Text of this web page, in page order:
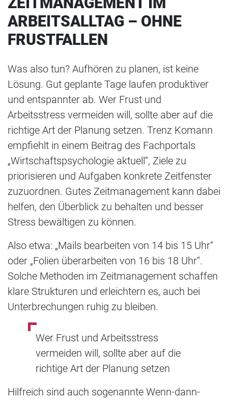
ARBEITSALLTAG – OHNE
FRUSTFALLEN
Was also tun? Aufhören zu planen, ist keine
Lösung. Gut geplante Tage laufen produktiver
und entspannter ab. Wer Frust und
Arbeitsstress vermeiden will, sollte aber auf die
richtige Art der Planung setzen. Trenz Komann
empfiehlt in einem Beitrag des Fachportals
„Wirtschaftspsychologie aktuell“, Ziele zu
priorisieren und Aufgaben konkrete Zeitfenster
zuzuordnen. Gutes Zeitmanagement kann dabei
helfen, den Überblick zu behalten und besser
Stress bewältigen zu können.
Also etwa: „Mails bearbeiten von 14 bis 15 Uhr“
oder „Folien überarbeiten von 16 bis 18 Uhr“.
Solche Methoden im Zeitmanagement schaffen
klare Strukturen und erleichtern es, auch bei
Unterbrechungen ruhig zu bleiben.
Wer Frust und Arbeitsstress
vermeiden will, sollte aber auf die
richtige Art der Planung setzen
Hilfreich sind auch sogenannte Wenn-dann-